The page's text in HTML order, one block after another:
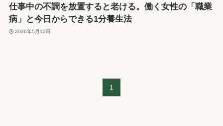
仕事中の不調を放置すると老ける。働く女性の「職業
病」と今日からできる1分養生法
2026年5月12日
1